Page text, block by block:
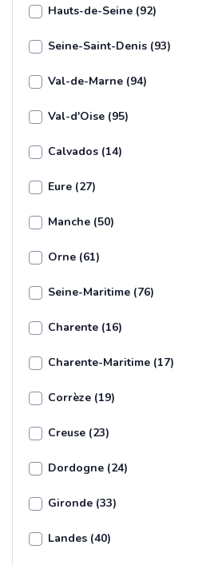
Hauts-de-Seine (92)
Seine-Saint-Denis (93)
Val-de-Marne (94)
Val-d'Oise (95)
Calvados (14)
Eure (27)
Manche (50)
Orne (61)
Seine-Maritime (76)
Charente (16)
Charente-Maritime (17)
Corrèze (19)
Creuse (23)
Dordogne (24)
Gironde (33)
Landes (40)